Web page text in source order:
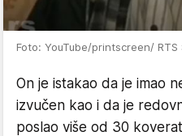
Foto: YouTube/printscreen/
On je istakao da je imao
izvučen kao i da je
poslao više od 30